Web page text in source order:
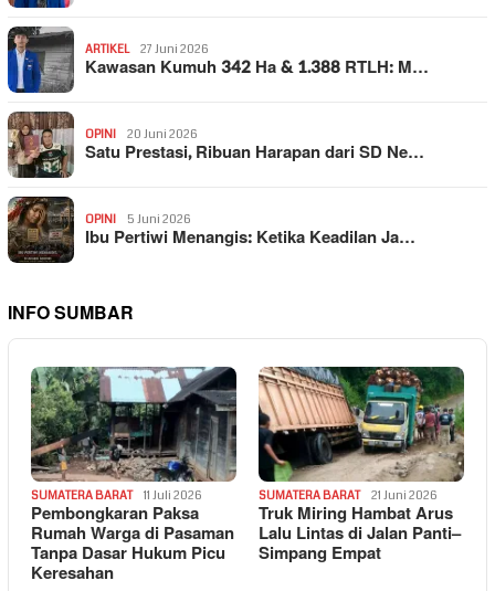
ARTIKEL 27 Juni 2026
Kawasan Kumuh 342 Ha & 1.388 RTLH: M…
OPINI 20 Juni 2026
Satu Prestasi, Ribuan Harapan dari SD Ne…
OPINI 5 Juni 2026
Ibu Pertiwi Menangis: Ketika Keadilan Ja…
INFO SUMBAR
SUMATERA BARAT 11 Juli 2026
Pembongkaran Paksa
Rumah Warga di Pasaman
Tanpa Dasar Hukum Picu
Keresahan
SUMATERA BARAT 21 Juni 2026
Truk Miring Hambat Arus
Lalu Lintas di Jalan Panti–
Simpang Empat